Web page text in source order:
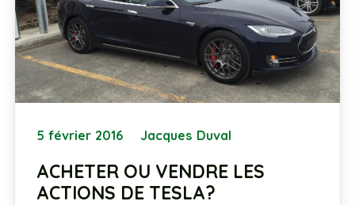
5 février 2016 Jacques Duval
ACHETER OU VENDRE LES
ACTIONS DE TESLA?